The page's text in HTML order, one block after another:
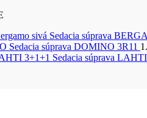
Sedacia súprava
Sedacia súprava DOMINO 3R11
Sedacia súprava